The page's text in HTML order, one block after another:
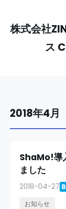
株式会社
ス
2018年4月
ShaMo!導
ました
2018-04-27
お知らせ